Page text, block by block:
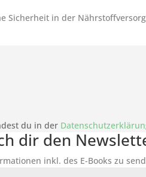
Sicherheit in der
du in der
dir den
inkl. des E-Books zu